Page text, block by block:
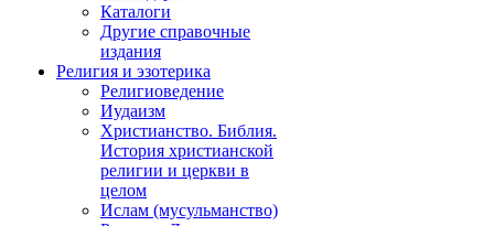
Каталоги
Другие справочные
издания
Религия и эзотерика
Религиоведение
Иудаизм
Христианство. Библия.
История христианской
религии и церкви в
целом
Ислам (мусульманство)